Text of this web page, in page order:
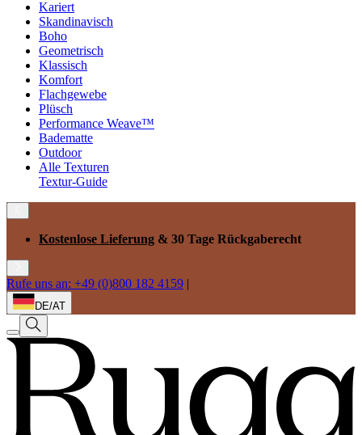
Kariert
Skandinavisch
Boho
Geometrisch
Klassisch
Komfort
Flachgewebe
Plüsch
Performance Weave™
Badematte
Outdoor
Alle Texturen
Textur-Guide
Kostenlose Lieferung & 30 Tage Rückgaberecht
Rufe uns an: +49 (0)800 182 4159 |
DE/AT